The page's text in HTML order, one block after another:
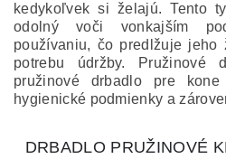
kedykoľvek si želajú. Tento
odolný voči vonkajším
používaniu, čo predlžuje jeho
potrebu údržby. Pružinové
pružinové drbadlo pre
hygienické podmienky a